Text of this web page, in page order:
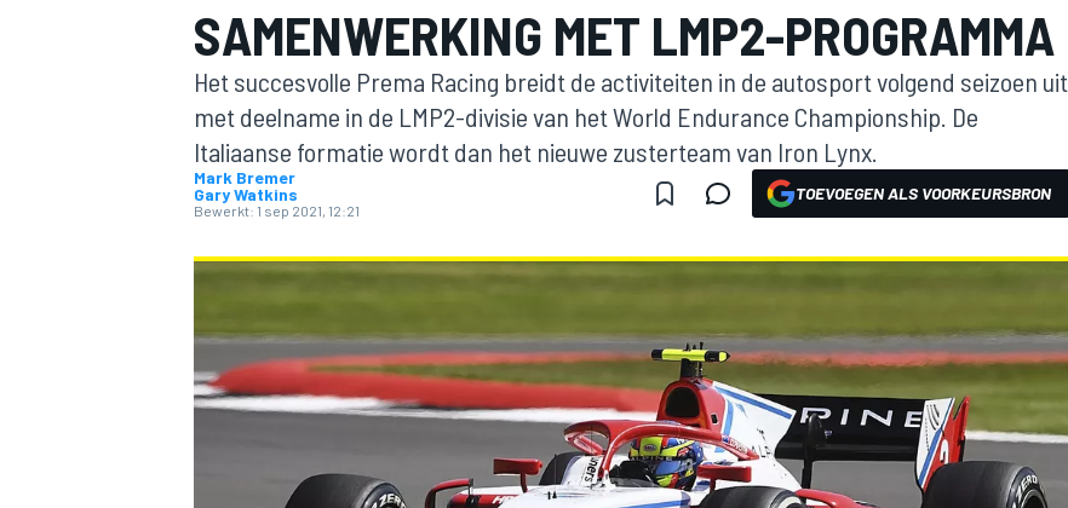
MOTOGP
SAMENWERKING MET LMP2-PROGRAMMA
Het succesvolle Prema Racing breidt de activiteiten in de autosport volgend seizoen uit
met deelname in de LMP2-divisie van het World Endurance Championship. De
Italiaanse formatie wordt dan het nieuwe zusterteam van Iron Lynx.
Mark Bremer
Gary Watkins
Bewerkt: 1 sep 2021, 12:21
TOEVOEGEN ALS VOORKEURSBRON